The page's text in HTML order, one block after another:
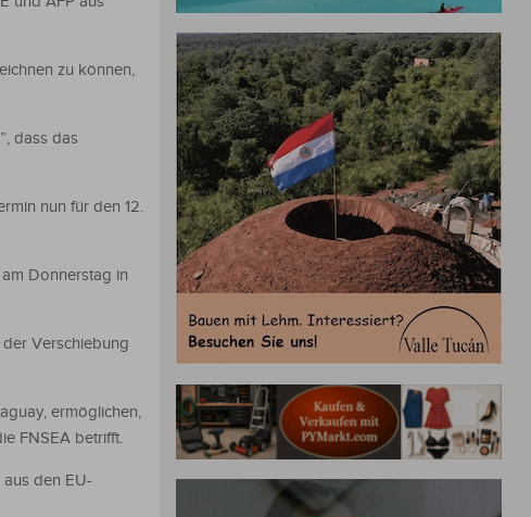
zu können,
dass das
nun für den 12.
Donnerstag in
Verschiebung
ermöglichen,
FNSEA betrifft.
den EU-